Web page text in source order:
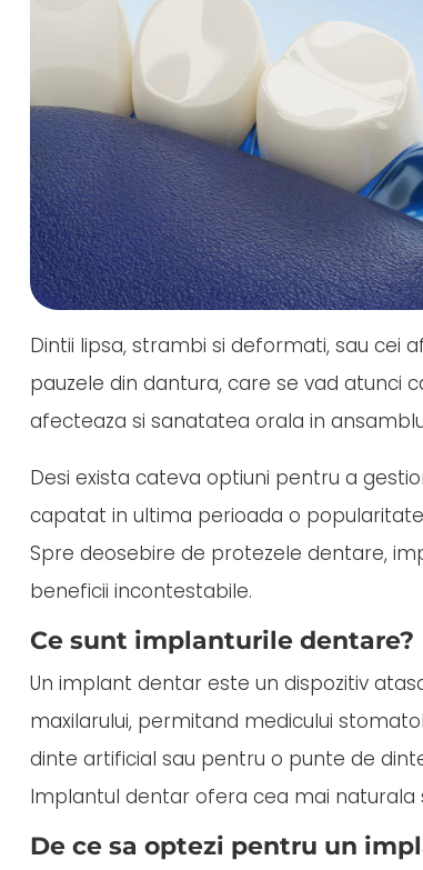
Dintii lipsa, strambi si deformati, sau cei
pauzele din dantura, care se vad atunci
afecteaza si sanatatea orala in
Desi exista cateva optiuni pentru a
capatat in ultima perioada o
Spre deosebire de protezele dentare,
beneficii incontestabile.
Ce sunt implanturile dentare?
Un implant dentar este un dispozitiv
maxilarului, permitand medicului
dinte artificial sau pentru o punte de
Implantul dentar ofera cea mai naturala
De ce sa optezi pentru un